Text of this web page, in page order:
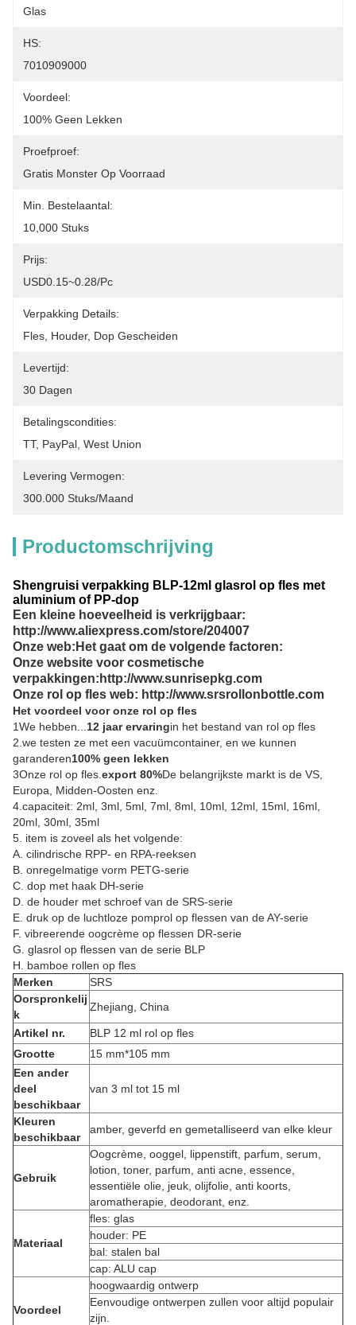
Glas
HS:
7010909000
Voordeel:
100% Geen Lekken
Proefproef:
Gratis Monster Op Voorraad
Min. Bestelaantal:
10,000 Stuks
Prijs:
USD0.15~0.28/pc
Verpakking Details:
Fles, Houder, Dop Gescheiden
Levertijd:
30 Dagen
Betalingscondities:
TT, PayPal, West Union
Levering Vermogen:
300.000 Stuks/maand
Productomschrijving
Shengruisi verpakking BLP-12ml glasrol op fles met
aluminium of PP-dop
Een kleine hoeveelheid is verkrijgbaar:
http://www.aliexpress.com/store/204007
Onze web: Het gaat om de volgende factoren:
Onze website voor cosmetische
verpakkingen:http://www.sunrisepkg.com
Onze rol op fles web: http://www.srsrollonbottle.com
Het voordeel voor onze rol op fles
1We hebben... 12 jaar ervaringin het bestand van rol op fles
2.we testen ze met een vacuümcontainer, en we kunnen
garanderen100% geen lekken
3Onze rol op fles. export 80%De belangrijkste markt is de VS,
Europa, Midden-Oosten enz.
4.capaciteit: 2ml, 3ml, 5ml, 7ml, 8ml, 10ml, 12ml, 15ml, 16ml,
20ml, 30ml, 35ml
5. item is zoveel als het volgende:
A. cilindrische RPP- en RPA-reeksen
B. onregelmatige vorm PETG-serie
C. dop met haak DH-serie
D. de houder met schroef van de SRS-serie
E. druk op de luchtloze pomprol op flessen van de AY-serie
F. vibreerende oogcrème op flessen DR-serie
G. glasrol op flessen van de serie BLP
H. bamboe rollen op fles
Merken
SRS
Oorspronkelij
k
Zhejiang, China
Artikel nr.
BLP 12 ml rol op fles
Grootte
15 mm*105 mm
Een ander
deel
beschikbaar
van 3 ml tot 15 ml
Kleuren
beschikbaar
amber, geverfd en gemetalliseerd van elke kleur
Gebruik
Oogcrème, ooggel, lippenstift, parfum, serum,
lotion, toner, parfum, anti acne, essence,
essentiële olie, jeuk, olijfolie, anti koorts,
aromatherapie, deodorant, enz.
Materiaal
fles: glas
houder: PE
bal: stalen bal
cap: ALU cap
Voordeel
hoogwaardig ontwerp
Eenvoudige ontwerpen zullen voor altijd populair
zijn.